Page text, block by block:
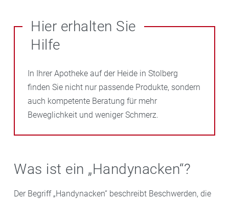
Hier erhalten Sie
Hilfe
In Ihrer Apotheke auf der Heide in Stolberg
finden Sie nicht nur passende Produkte, sondern
auch kompetente Beratung für mehr
Beweglichkeit und weniger Schmerz.
Was ist ein „Handynacken“?
Der Begriff „Handynacken“ beschreibt Beschwerden, die